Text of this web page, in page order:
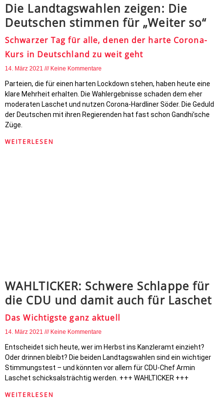
Die Landtagswahlen zeigen: Die
Deutschen stimmen für „Weiter so“
Schwarzer Tag für alle, denen der harte Corona-
Kurs in Deutschland zu weit geht
14. März 2021 Keine Kommentare
Parteien, die für einen harten Lockdown stehen, haben heute eine
klare Mehrheit erhalten. Die Wahlergebnisse schaden dem eher
moderaten Laschet und nutzen Corona-Hardliner Söder. Die Geduld
der Deutschen mit ihren Regierenden hat fast schon Gandhi’sche
Züge.
WEITERLESEN
WAHLTICKER: Schwere Schlappe für
die CDU und damit auch für Laschet
Das Wichtigste ganz aktuell
14. März 2021 Keine Kommentare
Entscheidet sich heute, wer im Herbst ins Kanzleramt einzieht?
Oder drinnen bleibt? Die beiden Landtagswahlen sind ein wichtiger
Stimmungstest – und könnten vor allem für CDU-Chef Armin
Laschet schicksalsträchtig werden. +++ WAHLTICKER +++
WEITERLESEN